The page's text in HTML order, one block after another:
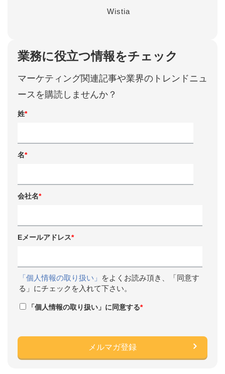
Wistia
業務に役立つ情報をチェック
マーケティング関連記事や業界のトレンドニュ
ースを購読しませんか？
姓*
名*
会社名*
Eメールアドレス*
「個人情報の取り扱い」
をよくお読み頂き、「同意す
る」にチェックを入れて下さい。
「個人情報の取り扱い」に同意する*